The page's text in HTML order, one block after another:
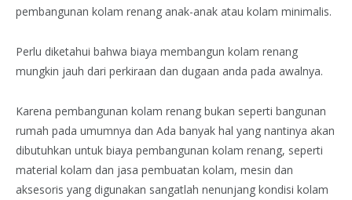
pembangunan kolam renang anak-anak atau kolam minimalis.
Perlu diketahui bahwa biaya membangun kolam renang
mungkin jauh dari perkiraan dan dugaan anda pada awalnya.
Karena pembangunan kolam renang bukan seperti bangunan
rumah pada umumnya dan Ada banyak hal yang nantinya akan
dibutuhkan untuk biaya pembangunan kolam renang, seperti
material kolam dan jasa pembuatan kolam, mesin dan
aksesoris yang digunakan sangatlah nenunjang kondisi kolam